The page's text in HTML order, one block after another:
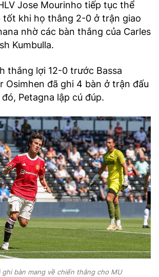
Jose Mourinho tiếp tục thể
tốt khi họ thắng 2-0 ở trận giao
nhờ các bàn thắng của Carles
Kumbulla.
thắng lợi 12-0 trước Bassa
Osimhen đã ghi 4 bàn ở trận đấu
Petagna lập cú đúp.
ghi bàn mang về chiến thắng cho MU